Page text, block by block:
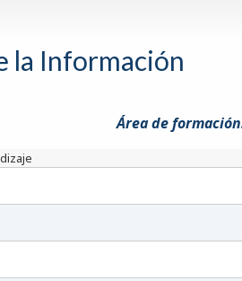
la Información
Área de